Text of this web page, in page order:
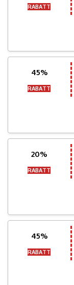
RABATT
45%
RABATT
20%
RABATT
45%
RABATT